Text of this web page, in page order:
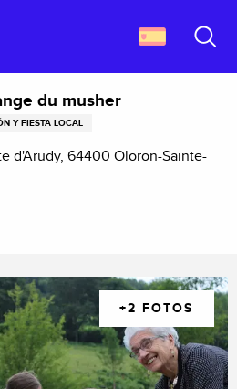
du musher
Y FIESTA LOCAL
d'Arudy, 64400 Oloron-Sainte-
+2 FOTOS